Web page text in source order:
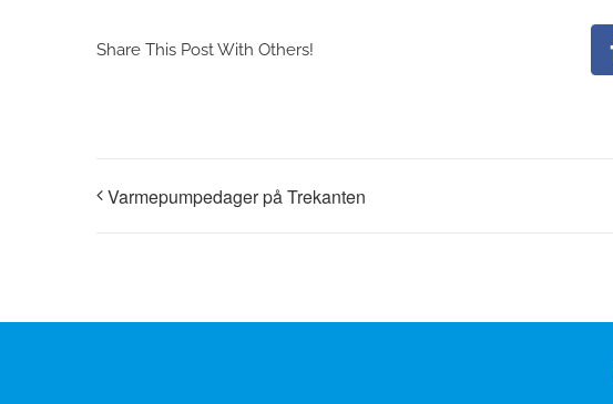
Share This Post With Others!
Varmepumpedager på Trekanten